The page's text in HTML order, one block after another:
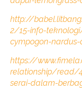
http://
2/15-info-
cympogon-
https://
relationship/read/
serai-dalam-